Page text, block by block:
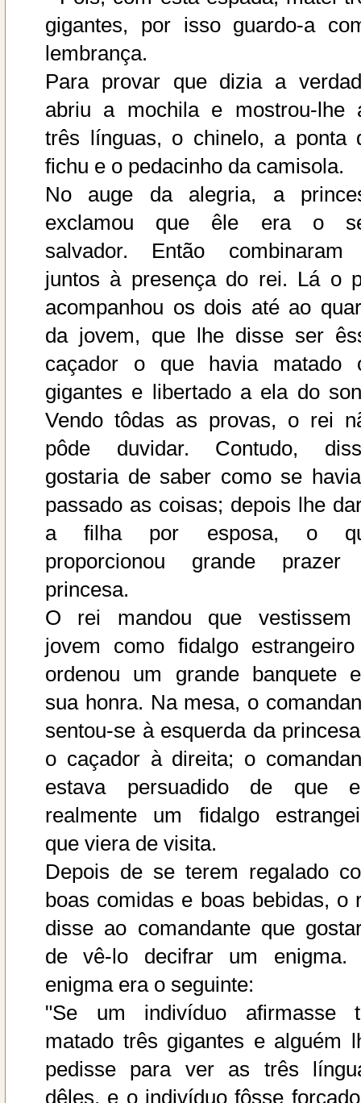
gigantes, por isso guardo-a
lembrança.
Para provar que dizia a
abriu a mochila e mostrou-lhe
três línguas, o chinelo, a ponta
fichu e o pedacinho da camisola.
No auge da alegria, a
exclamou que êle era o
salvador. Então
juntos à presença do rei. Lá o
acompanhou os dois até ao
da jovem, que lhe disse ser
caçador o que havia matado
gigantes e libertado a ela do
Vendo tôdas as provas, o rei
pôde duvidar. Contudo,
gostaria de saber como se
passado as coisas; depois lhe
a filha por esposa, o
proporcionou grande
princesa.
O rei mandou que
jovem como fidalgo
ordenou um grande banquete
sua honra. Na mesa, o
sentou-se à esquerda da
o caçador à direita; o
estava persuadido de que
realmente um fidalgo
que viera de visita.
Depois de se terem regalado
boas comidas e boas bebidas, o
disse ao comandante que
de vê-lo decifrar um enigma.
enigma era o seguinte:
"Se um indivíduo afirmasse
matado três gigantes e alguém
pedisse para ver as três
dêles, e o indivíduo fôsse